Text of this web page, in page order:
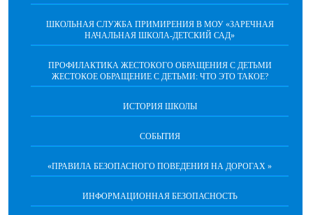
ШКОЛЬНАЯ СЛУЖБА ПРИМИРЕНИЯ В МОУ «ЗАРЕЧНАЯ
НАЧАЛЬНАЯ ШКОЛА-ДЕТСКИЙ САД»
ПРОФИЛАКТИКА ЖЕСТОКОГО ОБРАЩЕНИЯ С ДЕТЬМИ
ЖЕСТОКОЕ ОБРАЩЕНИЕ С ДЕТЬМИ: ЧТО ЭТО ТАКОЕ?
ИСТОРИЯ ШКОЛЫ
СОБЫТИЯ
«ПРАВИЛА БЕЗОПАСНОГО ПОВЕДЕНИЯ НА ДОРОГАХ »
ИНФОРМАЦИОННАЯ БЕЗОПАСНОСТЬ